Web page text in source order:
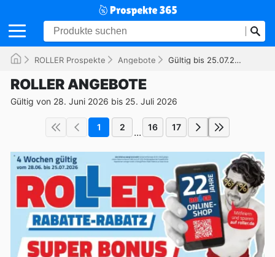
ROLLER Prospekte Angebote Gültig bis 25.07.2026
ROLLER ANGEBOTE
Gültig von 28. Juni 2026 bis 25. Juli 2026
1 2 ... 16 17